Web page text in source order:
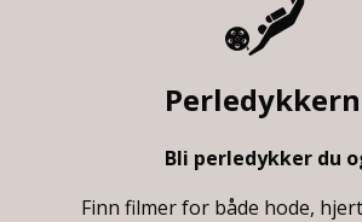
Bli perledykker du
Finn filmer for både hode,